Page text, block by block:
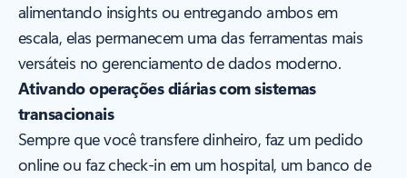
alimentando insights ou entregando ambos em
escala, elas permanecem uma das ferramentas mais
versáteis no gerenciamento de dados moderno.
Ativando operações diárias com sistemas
transacionais
Sempre que você transfere dinheiro, faz um pedido
online ou faz check-in em um hospital, um banco de